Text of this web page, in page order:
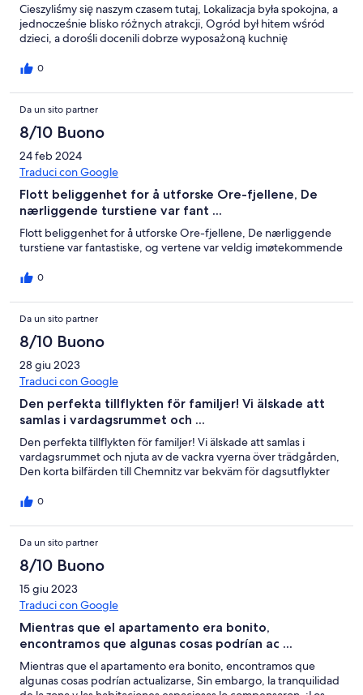
Cieszyliśmy się naszym czasem tutaj, Lokalizacja była spokojna, a
jednocześnie blisko różnych atrakcji, Ogród był hitem wśród
dzieci, a dorośli docenili dobrze wyposażoną kuchnię
0
Da un sito partner
8/10 Buono
24 feb 2024
Traduci con Google
Flott beliggenhet for å utforske Ore-fjellene, De
nærliggende turstiene var fant ...
Flott beliggenhet for å utforske Ore-fjellene, De nærliggende
turstiene var fantastiske, og vertene var veldig imøtekommende
0
Da un sito partner
8/10 Buono
28 giu 2023
Traduci con Google
Den perfekta tillflykten för familjer! Vi älskade att
samlas i vardagsrummet och ...
Den perfekta tillflykten för familjer! Vi älskade att samlas i
vardagsrummet och njuta av de vackra vyerna över trädgården,
Den korta bilfärden till Chemnitz var bekväm för dagsutflykter
0
Da un sito partner
8/10 Buono
15 giu 2023
Traduci con Google
Mientras que el apartamento era bonito,
encontramos que algunas cosas podrían ac ...
Mientras que el apartamento era bonito, encontramos que
algunas cosas podrían actualizarse, Sin embargo, la tranquilidad